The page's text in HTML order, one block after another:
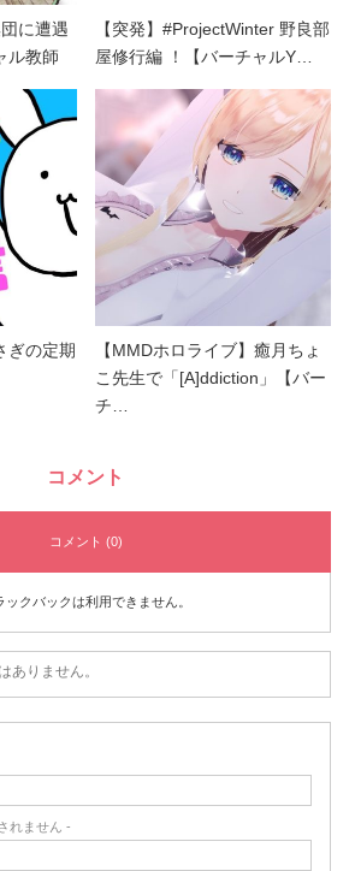
に遭遇
ル教師
【突発】#ProjectWinter 野良部
屋修行編 ！【バーチャルY…
ぎの定期
【MMDホロライブ】癒月ちょ
こ先生で「[A]ddiction」【バー
チ…
コメント
コメント (0)
ックバックは利用できません。
ありません。
れません -